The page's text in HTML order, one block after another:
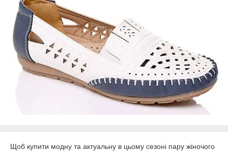
Щоб купити модну та актуальну в цьому сезоні пару жіночого